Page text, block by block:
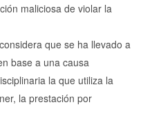
maliciosa de violar la
que se ha llevado a
base a una causa
la que utiliza la
la prestación por